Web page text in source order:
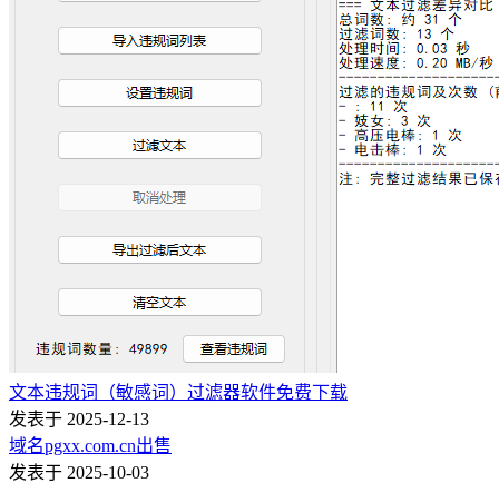
文本违规词（敏感词）过滤器软件免费下载
发表于 2025-12-13
域名pgxx.com.cn出售
发表于 2025-10-03